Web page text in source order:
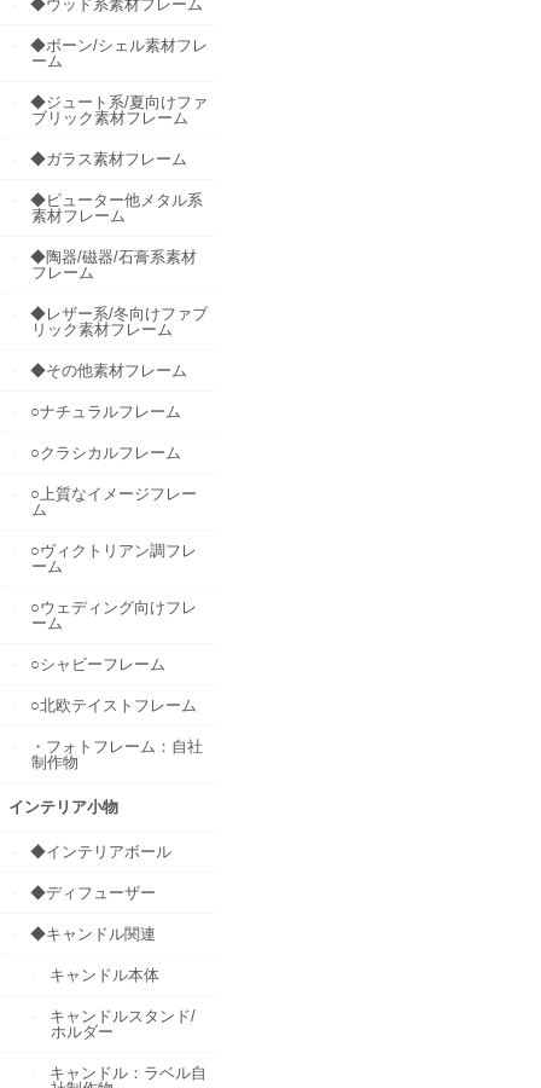
◆ウッド系素材フレーム
◆ボーン/シェル素材フレ
ーム
◆ジュート系/夏向けファ
ブリック素材フレーム
◆ガラス素材フレーム
◆ピューター他メタル系
素材フレーム
◆陶器/磁器/石膏系素材
フレーム
◆レザー系/冬向けファブ
リック素材フレーム
◆その他素材フレーム
○ナチュラルフレーム
○クラシカルフレーム
○上質なイメージフレー
ム
○ヴィクトリアン調フレ
ーム
○ウェディング向けフレ
ーム
○シャビーフレーム
○北欧テイストフレーム
・フォトフレーム：自社
制作物
インテリア小物
◆インテリアボール
◆ディフューザー
◆キャンドル関連
キャンドル本体
キャンドルスタンド/
ホルダー
キャンドル：ラベル自